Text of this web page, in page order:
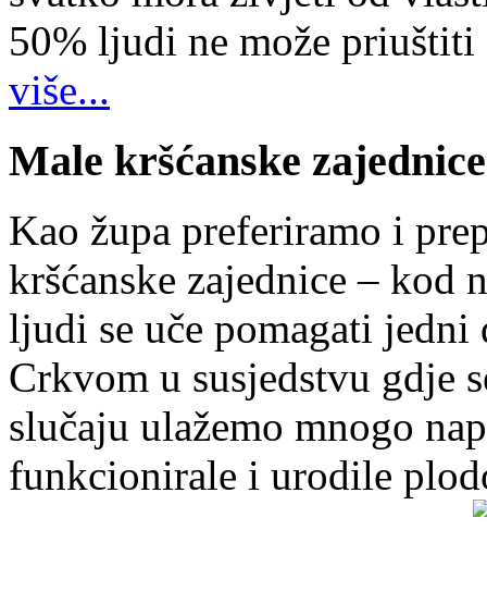
50% ljudi ne može
više...
Male kršćanske zajednice
Kao župa preferiramo i
kršćanske zajednice – kod
ljudi se uče pomagati
Crkvom u susjedstvu gdje
slučaju ulažemo mnogo
funkcionirale i urodile